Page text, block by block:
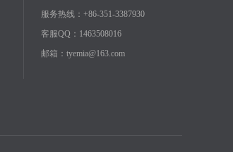
服务热线：+86-351-3387930
客服QQ： 1463508016
邮箱：tyemia@163.com